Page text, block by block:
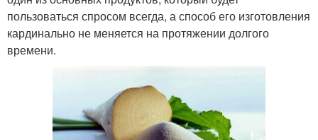
пользоваться спросом всегда, а способ его изготовления
кардинально не меняется на протяжении долгого
времени.